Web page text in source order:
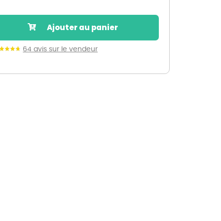
Découvrez nos marques
Nos marques de la nature
Ventes éphémères de plantes
64 avis sur le vendeur
Ajouter au panier